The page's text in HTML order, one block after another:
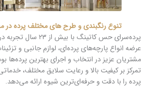
تنوع رنگبندی و طرح های مختلف پرده
پرده‌سرای حس کاتینگ
عرضه انواع پارچه‌های پرده‌ای، لوازم جانبی و
مشتریان عزیز در انتخاب و اجرای بهترین پرده‌ها
تمرکز بر کیفیت بالا و رعایت سلایق مختلف،
پرده را با دقت و حرفه‌ای‌ترین شیوه ارائه می‌دهد.